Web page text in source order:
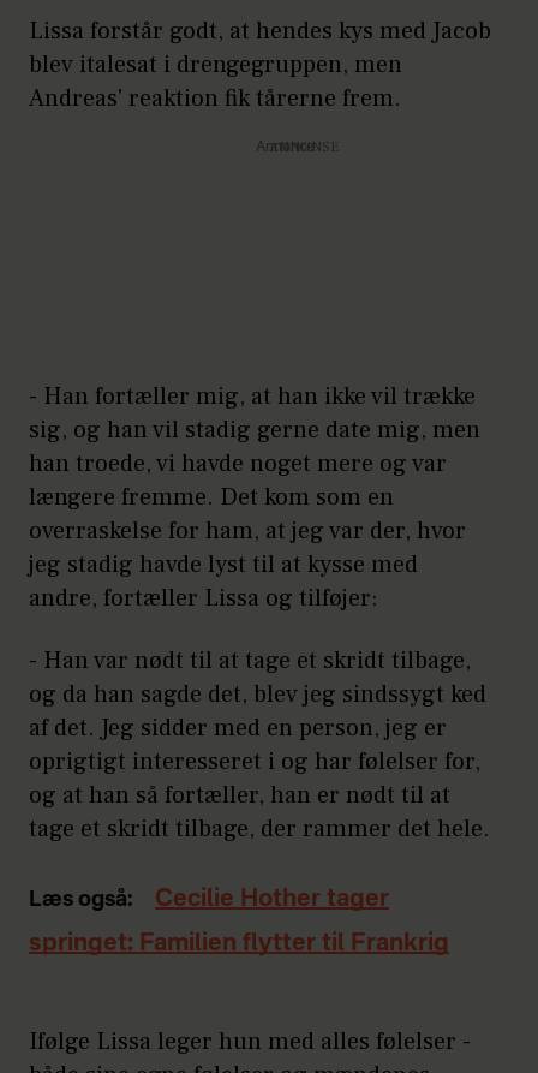
Lissa forstår godt, at hendes kys med Jacob
blev italesat i drengegruppen, men
Andreas' reaktion fik tårerne frem.
Annonce
- Han fortæller mig, at han ikke vil trække
sig, og han vil stadig gerne date mig, men
han troede, vi havde noget mere og var
længere fremme. Det kom som en
overraskelse for ham, at jeg var der, hvor
jeg stadig havde lyst til at kysse med
andre, fortæller Lissa og tilføjer:
- Han var nødt til at tage et skridt tilbage,
og da han sagde det, blev jeg sindssygt ked
af det. Jeg sidder med en person, jeg er
oprigtigt interesseret i og har følelser for,
og at han så fortæller, han er nødt til at
tage et skridt tilbage, der rammer det hele.
Læs også:
Cecilie Hother tager
springet: Familien flytter til Frankrig
Ifølge Lissa leger hun med alles følelser -